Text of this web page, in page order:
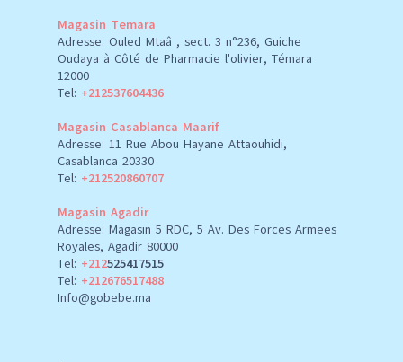
Magasin Temara
Adresse: Ouled Mtaâ , sect. 3 n°236, Guiche
Oudaya à Côté de Pharmacie l'olivier, Témara
12000
Tel: +212537604436
Magasin Casablanca Maarif
Adresse: 11 Rue Abou Hayane Attaouhidi,
Casablanca 20330
Tel: +212520860707
Magasin Agadir
Adresse: Magasin 5 RDC, 5 Av. Des Forces Armees
Royales, Agadir 80000
Tel: +212525417515
Tel: +212676517488
Info@gobebe.ma